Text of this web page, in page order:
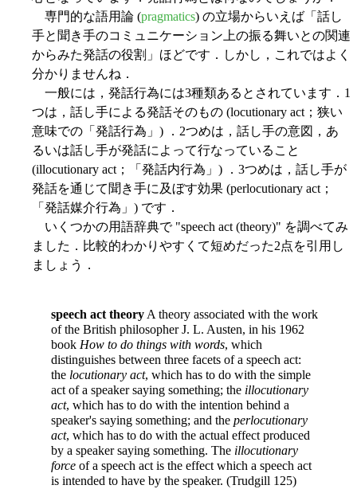
専門的な語用論 (pragmatics) の立場からいえば「話し
手と聞き手のコミュニケーション上の振る舞いとの関連
からみた発話の役割」ほどです．しかし，これではよく
分かりませんね．
一般には，発話行為には3種類あるとされています．1
つは，話し手による発話そのもの (locutionary act；狭い
意味での「発話行為」) ．2つめは，話し手の意図，あ
るいは話し手が発話によって行なっていること
(illocutionary act；「発話内行為」) ．3つめは，話し手が
発話を通じて聞き手に及ぼす効果 (perlocutionary act；
「発話媒介行為」) です．
いくつかの用語辞典で "speech act (theory)" を調べてみ
ました．比較的わかりやすくて短めだった2点を引用し
ましょう．
speech act theory A theory associated with the work
of the British philosopher J. L. Austen, in his 1962
book How to do things with words, which
distinguishes between three facets of a speech act:
the locutionary act, which has to do with the simple
act of a speaker saying something; the illocutionary
act, which has to do with the intention behind a
speaker's saying something; and the perlocutionary
act, which has to do with the actual effect produced
by a speaker saying something. The illocutionary
force of a speech act is the effect which a speech act
is intended to have by the speaker. (Trudgill 125)